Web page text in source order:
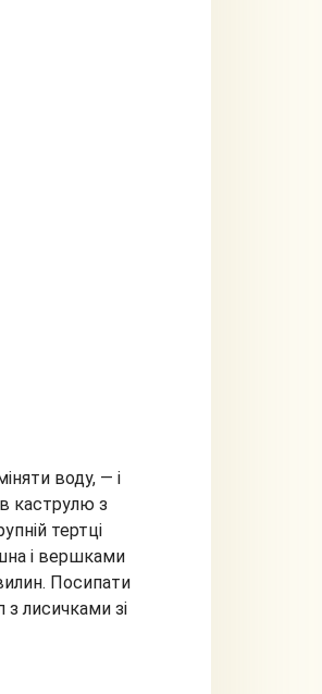
воду, — і
каструлю з
тертці
і вершками
Посипати
лисичками зі